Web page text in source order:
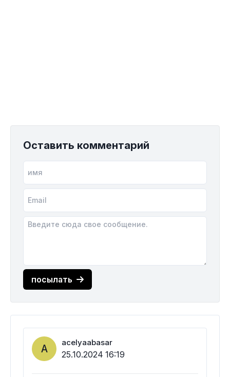
Оставить комментарий
посылать
A acelyaabasar
25.10.2024 16:19